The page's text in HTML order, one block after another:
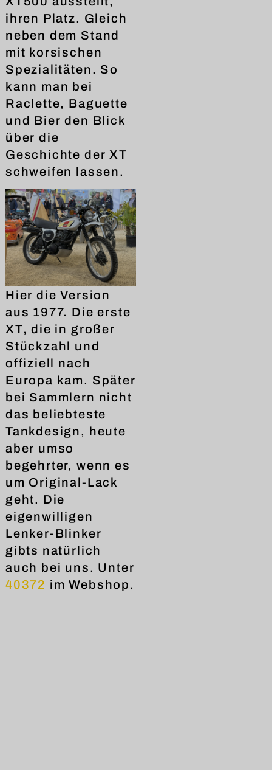
ihren Platz. Gleich
neben dem Stand
mit korsischen
Spezialitäten. So
kann man bei
Raclette, Baguette
und Bier den Blick
über die
Geschichte der XT
schweifen lassen.
Hier die Version
aus 1977. Die erste
XT, die in großer
Stückzahl und
offiziell nach
Europa kam. Später
bei Sammlern nicht
das beliebteste
Tankdesign, heute
aber umso
begehrter, wenn es
um Original-Lack
geht. Die
eigenwilligen
Lenker-Blinker
gibts natürlich
auch bei uns. Unter
40372 im Webshop.